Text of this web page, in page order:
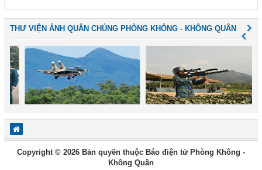
THƯ VIỆN ẢNH QUÂN CHỦNG PHÒNG KHÔNG - KHÔNG QUÂN
Copyright © 2026 Bản quyền thuộc Báo điện tử Phòng Không -
Không Quân